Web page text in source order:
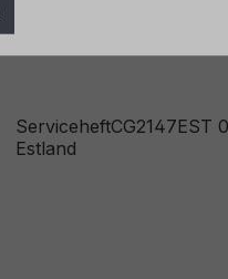
ServiceheftCG2147EST
Estland